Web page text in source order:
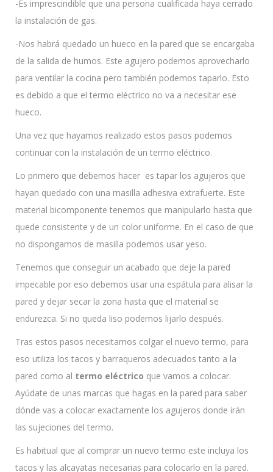
-Es imprescindible que una persona cualificada haya cerrado
la instalación de gas.
-Nos habrá quedado un hueco en la pared que se encargaba
de la salida de humos. Este agujero podemos aprovecharlo
para ventilar la cocina pero también podemos taparlo. Esto
es debido a que el termo eléctrico no va a necesitar ese
hueco.
Una vez que hayamos realizado estos pasos podemos
continuar con la instalación de un termo eléctrico.
Lo primero que debemos hacer es tapar los agujeros que
hayan quedado con una masilla adhesiva extrafuerte. Este
material bicomponente tenemos que manipularlo hasta que
quede consistente y de un color uniforme. En el caso de que
no dispongamos de masilla podemos usar yeso.
Tenemos que conseguir un acabado que deje la pared
impecable por eso debemos usar una espátula para alisar la
pared y dejar secar la zona hasta que el material se
endurezca. Si no queda liso podemos lijarlo después.
Tras estos pasos necesitamos colgar el nuevo termo, para
eso utiliza los tacos y barraqueros adecuados tanto a la
pared como al termo eléctrico que vamos a colocar.
Ayúdate de unas marcas que hagas en la pared para saber
dónde vas a colocar exactamente los agujeros donde irán
las sujeciones del termo.
Es habitual que al comprar un nuevo termo este incluya los
tacos y las alcayatas necesarias para colocarlo en la pared.